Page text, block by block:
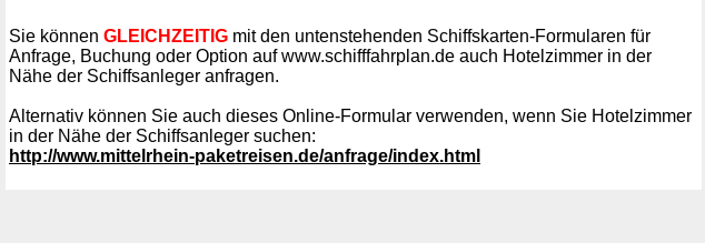
Sie können GLEICHZEITIG mit den untenstehenden Schiffskarten-Formularen für
Anfrage, Buchung oder Option auf www.schifffahrplan.de auch Hotelzimmer in der
Nähe der Schiffsanleger anfragen.
Alternativ können Sie auch dieses Online-Formular verwenden, wenn Sie Hotelzimmer
in der Nähe der Schiffsanleger suchen:
http://www.mittelrhein-paketreisen.de/anfrage/index.html